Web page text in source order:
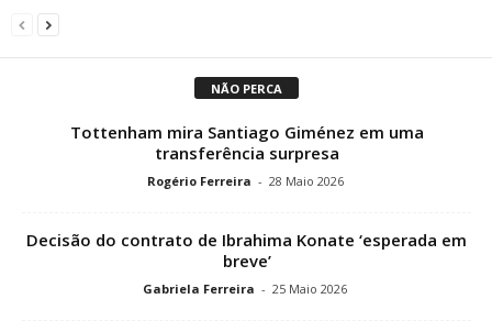
NÃO PERCA
Tottenham mira Santiago Giménez em uma
transferência surpresa
Rogério Ferreira - 28 Maio 2026
Decisão do contrato de Ibrahima Konate ‘esperada em
breve’
Gabriela Ferreira - 25 Maio 2026